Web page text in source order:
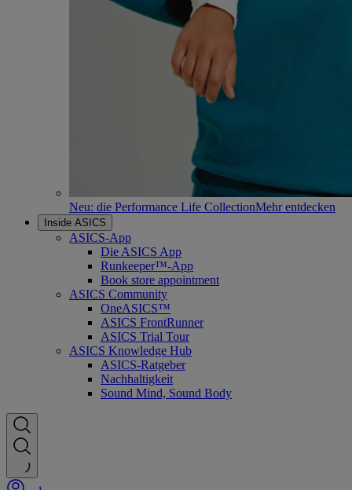
Neu: die Performance Life CollectionMehr entdecken
Inside ASICS
ASICS-App
Die ASICS App
Runkeeper™-App
Book store appointment
ASICS Community
OneASICS™
ASICS FrontRunner
ASICS Trial Tour
ASICS Knowledge Hub
ASICS-Ratgeber
Nachhaltigkeit
Sound Mind, Sound Body